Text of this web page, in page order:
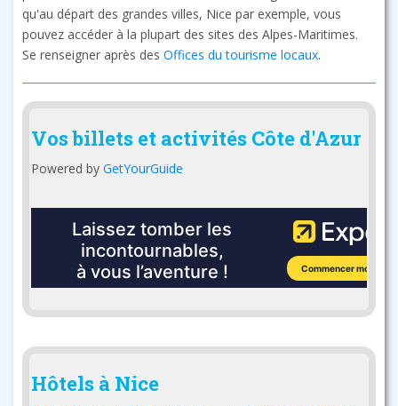
qu'au départ des grandes villes, Nice par exemple, vous
pouvez accéder à la plupart des sites des Alpes-Maritimes.
Se renseigner après des Offices du tourisme locaux.
Vos billets et activités Côte d'Azur
Powered by GetYourGuide
Hôtels à Nice